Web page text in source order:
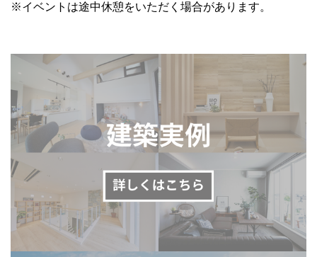
※イベントは途中休憩をいただく場合があります。